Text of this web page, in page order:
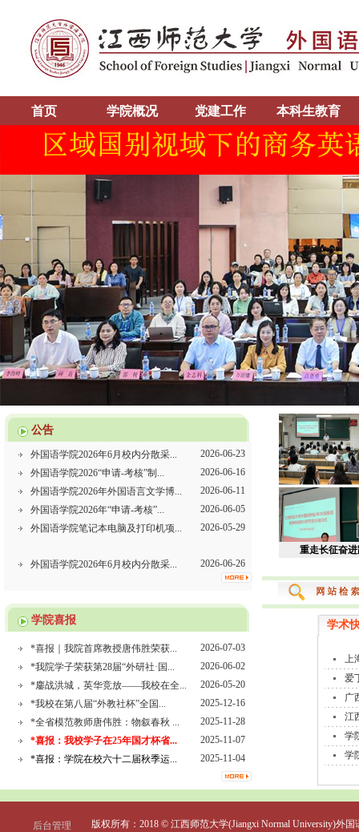
首页 学院概况 党建工作 本科生教育
公告
外国语学院2026年6月校内分散采...
外国语学院2026年6月校内分散采...
2026-06-23
外国语学院2026“申请-考核”制...
2026-06-16
外国语学院2026年外国语言文学博...
2026-06-11
外国语学院2026年“申请-考核”...
2026-06-05
外国语学院笔记本电脑及打印机项...
2026-05-29
外国语学院2026年6月校内分散采...
2026-06-26
2026-06-23
外国语学院2026年外国语言文学博...
外国语学院笔记本电脑及打印机项...
2026-05-29
学院喜报
*喜报｜我院首席教授唐伟胜荣获...
2026-07-03
*我院学子荣获第28届“外研社·国...
2026-06-02
*鏖战洪城，英华竞放——我校在全...
2026-05-20
*我校在第八届“外教社杯”全国...
2025-12-16
*全省模范教师唐伟胜：物叙春秋 ...
2025-11-28
*喜报：我校学子在25年国才杯省...
2025-11-07
*喜报：学院在校六十二届秋季运...
2025-11-04
学院赴新航
学术
上
爱
广
江
学
学
后台管理
版权所有：2018 © 江西师范大学(Jiangxi Normal University)外